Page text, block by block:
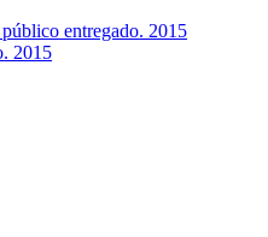
entregado. 2015
2015